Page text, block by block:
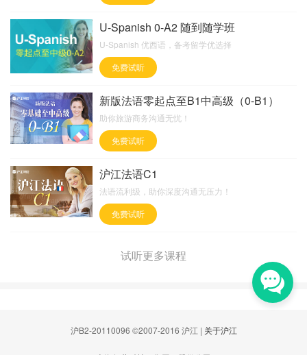
U-Spanish 0-A2 随到随学班
U-Spanish 优西语，备考留学优选择
免费试听
新版法语零起点至B1中高级（0-B1）
助你旅游商务沟通无忧！
免费试听
沪江法语C1
法语流利级，助你深度沟通无压力！
免费试听
试听更多课程
沪B2-20110096 ©2007-2016 沪江 | 关于沪江